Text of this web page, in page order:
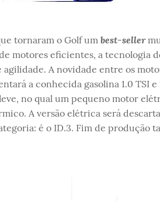
tornaram o Golf umbest-seller
motores eficientes, a tecnologia
A novidade entre os
a conhecida gasolina 1.0 TSI
no qual um pequeno motor
A versão elétrica será
é o ID.3. Fim de produção